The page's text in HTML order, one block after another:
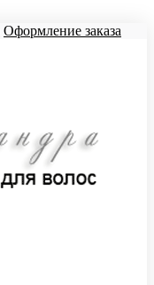
Оформление заказа